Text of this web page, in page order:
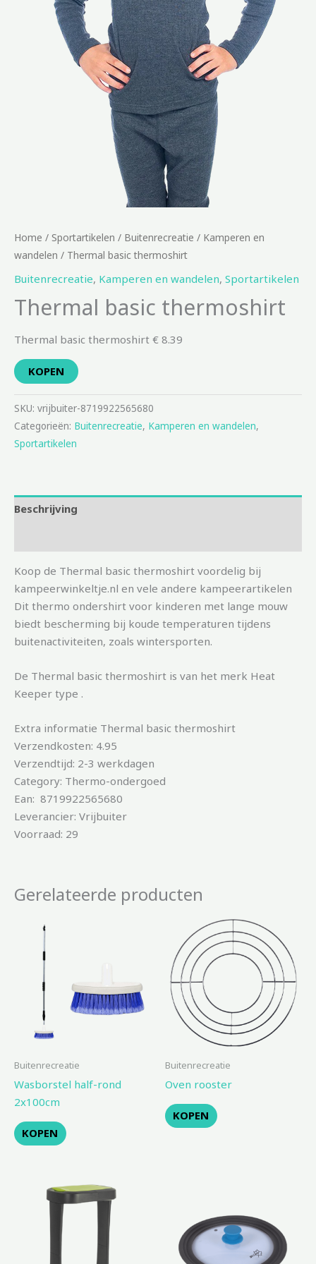
Home / Sportartikelen / Buitenrecreatie / Kamperen en
wandelen / Thermal basic thermoshirt
Buitenrecreatie, Kamperen en wandelen, Sportartikelen
Thermal basic thermoshirt
Thermal basic thermoshirt € 8.39
KOPEN
SKU: vrijbuiter-8719922565680
Categorieën: Buitenrecreatie, Kamperen en wandelen,
Sportartikelen
Beschrijving
Koop de Thermal basic thermoshirt voordelig bij
kampeerwinkeltje.nl en vele andere kampeerartikelen
Dit thermo ondershirt voor kinderen met lange mouw
biedt bescherming bij koude temperaturen tijdens
buitenactiviteiten, zoals wintersporten.
De Thermal basic thermoshirt is van het merk Heat
Keeper type .
Extra informatie Thermal basic thermoshirt
Verzendkosten: 4.95
Verzendtijd: 2-3 werkdagen
Category: Thermo-ondergoed
Ean: 8719922565680
Leverancier: Vrijbuiter
Voorraad: 29
Gerelateerde producten
Buitenrecreatie
Wasborstel half-rond
2x100cm
KOPEN
Buitenrecreatie
Oven rooster
KOPEN